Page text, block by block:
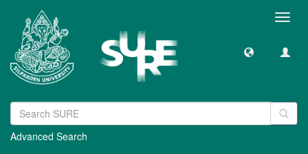
Advanced Search